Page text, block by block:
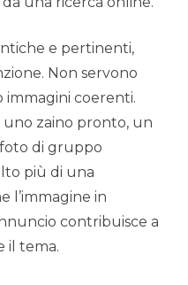
e pertinenti,
Non servono
immagini coerenti.
uno zaino pronto, un
di gruppo
più di una
l’immagine in
contribuisce a
il tema.